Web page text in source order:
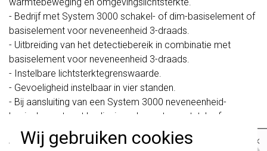
Wij gebruiken cookies
- Bedrijf met System 3000 schakel- of dim-basiselement of
basiselement voor neveneenheid 3-draads.
- Uitbreiding van het detectiebereik in combinatie met
basiselement voor neveneenheid 3-draads.
- Instelbare lichtsterktegrenswaarde.
- Gevoeligheid instelbaar in vier standen.
- Bij aansluiting van een System 3000 neveneenheid-
basiselement met bedieningselement-opzetstuk of
mechanisch drukcontact aan de hoofdeenheid kan de
verlichting voor de duur van de nalooptijd worden
×